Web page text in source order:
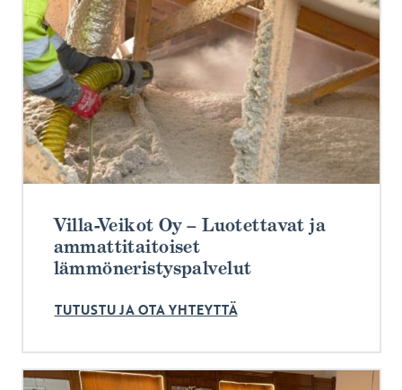
Villa-Veikot Oy – Luotettavat ja
ammattitaitoiset
lämmöneristyspalvelut
TUTUSTU JA OTA YHTEYTTÄ